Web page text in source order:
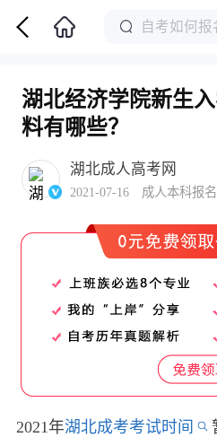
湖北经济学院新生
料有哪些？
湖北成人高考网
2021-07-16 成人本科报
2021年湖北成考考试时间